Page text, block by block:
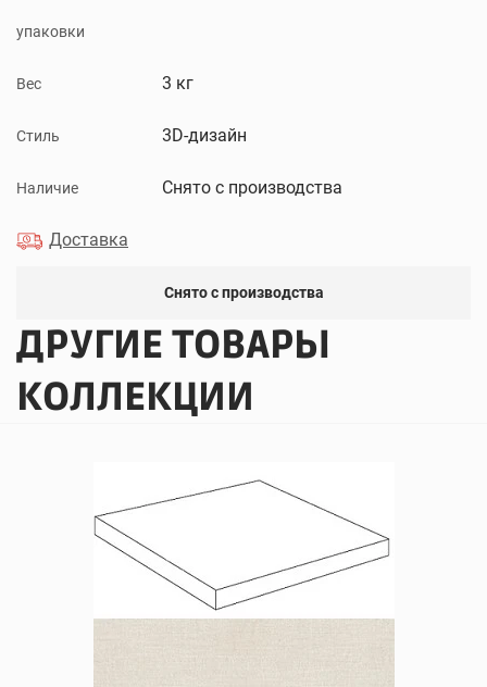
упаковки
Вес 3 кг
Стиль 3D-дизайн
Наличие Снято с производства
Доставка
Снято с производства
ДРУГИЕ ТОВАРЫ
КОЛЛЕКЦИИ